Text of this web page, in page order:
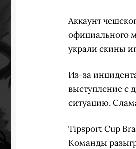
Аккаунт
официального
украли скины
Из-за
выступление с
ситуацию,
Tipsport Cup
Команды